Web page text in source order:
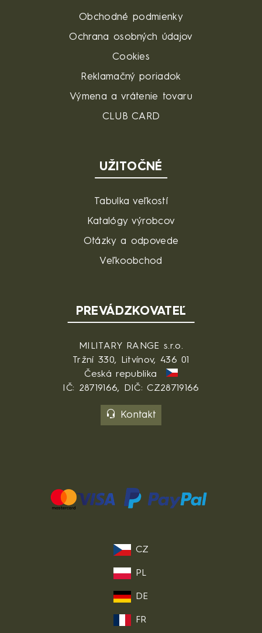
Obchodné podmienky
Ochrana osobných údajov
Cookies
Reklamačný poriadok
Výmena a vrátenie tovaru
CLUB CARD
UŽITOČNÉ
Tabulka veľkostí
Katalógy výrobcov
Otázky a odpovede
Veľkoobchod
PREVÁDZKOVATEĽ
MILITARY RANGE s.r.o.
Tržní 330, Litvínov, 436 01
Česká republika
IČ: 28719166, DIČ: CZ28719166
Kontakt
CZ
PL
DE
FR